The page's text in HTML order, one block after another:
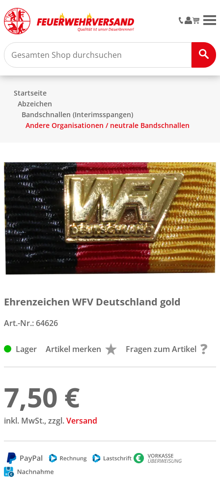
Startseite
Abzeichen
Bandschnallen (Interimsspangen)
Andere Organisationen / neutrale Bandschnallen
Ehrenzeichen WFV Deutschland gold
Art.-Nr.:64626
Lager Artikel merken Fragen zum Artikel
7,50 €
inkl. MwSt., zzgl.Versand